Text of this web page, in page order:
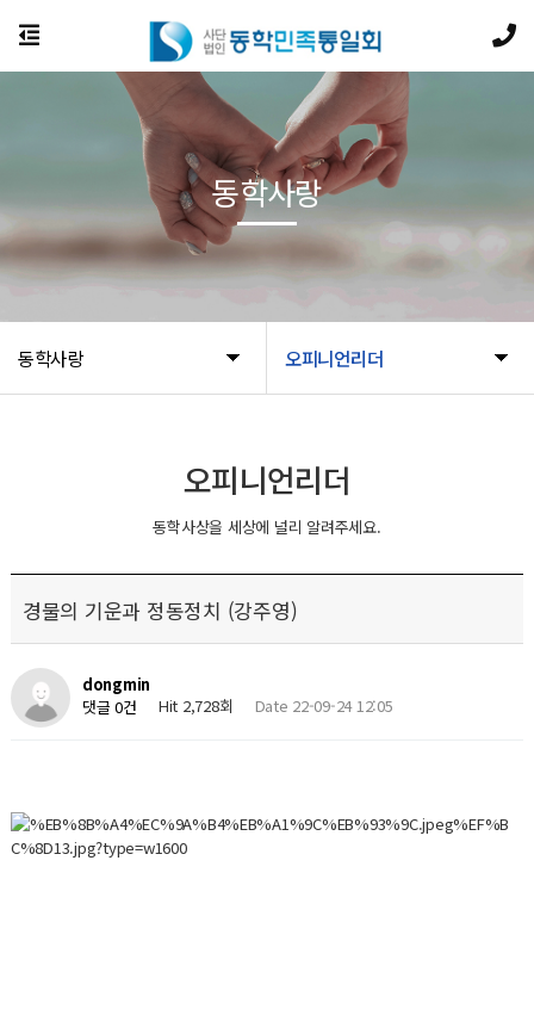
동학사랑 오피니언리더
동학사랑
오피니언리더
동학사상을 세상에 널리 알려주세요.
경물의 기운과 정동정치 (강주영)
dongmin
댓글 0건
Hit 2,728회 Date 22-09-24 12:05